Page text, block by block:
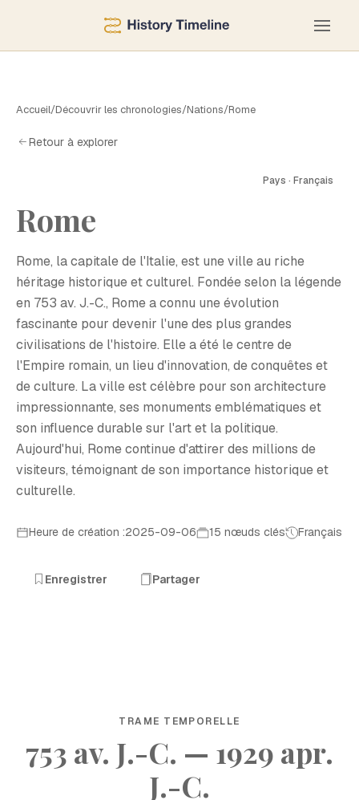
Accueil/Découvrir les chronologies/Nations/Rome
Retour à explorer
Pays · Français
Rome
Rome, la capitale de l'Italie, est une ville au riche
héritage historique et culturel. Fondée selon la légende
en 753 av. J.-C., Rome a connu une évolution
fascinante pour devenir l'une des plus grandes
civilisations de l'histoire. Elle a été le centre de
l'Empire romain, un lieu d'innovation, de conquêtes et
de culture. La ville est célèbre pour son architecture
impressionnante, ses monuments emblématiques et
son influence durable sur l'art et la politique.
Aujourd'hui, Rome continue d'attirer des millions de
visiteurs, témoignant de son importance historique et
culturelle.
Heure de création :2025-09-06 15 nœuds clés Français
Enregistrer Partager
TRAME TEMPORELLE
753 av. J.-C. — 1929 apr.
J.-C.